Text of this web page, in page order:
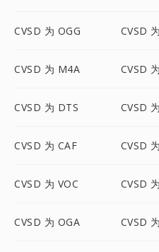
CVSD 为 OGG CVSD
CVSD 为 M4A CVSD
CVSD 为 DTS CVSD
CVSD 为 CAF CVSD
CVSD 为 VOC CVSD
CVSD 为 OGA CVSD